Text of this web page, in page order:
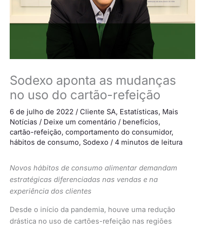
Sodexo aponta as mudanças
no uso do cartão-refeição
6 de julho de 2022 / Cliente SA, Estatísticas, Mais
Notícias / Deixe um comentário / benefícios,
cartão-refeição, comportamento do consumidor,
hábitos de consumo, Sodexo / 4 minutos de leitura
Novos hábitos de consumo alimentar demandam
estratégicas diferenciadas nas vendas e na
experiência dos clientes
Desde o início da pandemia, houve uma redução
drástica no uso de cartões-refeição nas regiões